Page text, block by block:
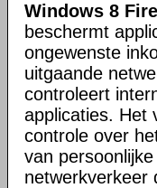
Windows 8
beschermt
ongewenste
uitgaande
controleert
applicaties. Het
controle over
van
netwerkverkeer